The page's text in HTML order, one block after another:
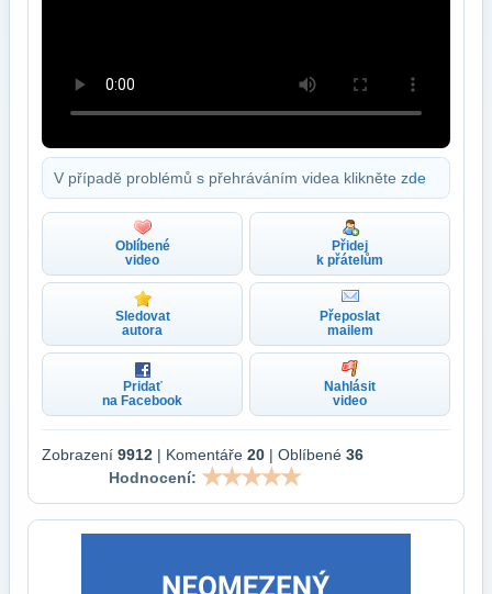
V případě problémů s přehráváním videa klikněte zde
Oblíbené
video
Přidej
k přátelům
Sledovat
autora
Přeposlat
mailem
Pridať
na Facebook
Nahlásit
video
Zobrazení 9912 | Komentáře 20 | Oblíbené 36
Hodnocení: